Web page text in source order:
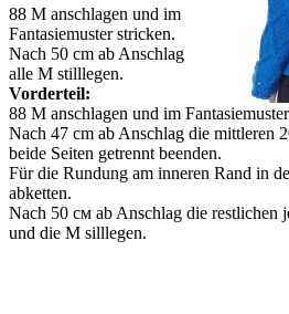
88 M anschlagen und im
Fantasiemuster stricken.
Nach 50 cm ab Anschlag
alle M stilllegen.
Vorderteil:
88 M anschlagen und im
Nach 47 cm ab Anschlag die mittleren
beide Seiten getrennt beenden.
Für die Rundung am inneren Rand in
abketten.
Nach 50 см ab Anschlag die restlichen
und die M silllegen.